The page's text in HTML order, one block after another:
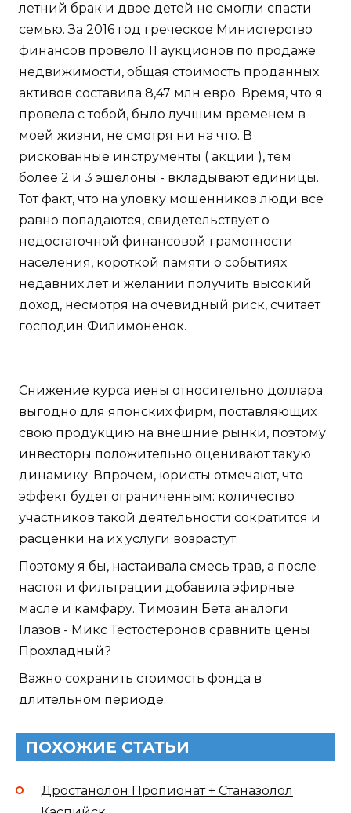
летний брак и двое детей не смогли спасти
семью. За 2016 год греческое Министерство
финансов провело 11 аукционов по продаже
недвижимости, общая стоимость проданных
активов составила 8,47 млн евро. Время, что я
провела с тобой, было лучшим временем в
моей жизни, не смотря ни на что. В
рискованные инструменты ( акции ), тем
более 2 и 3 эшелоны - вкладывают единицы.
Тот факт, что на уловку мошенников люди все
равно попадаются, свидетельствует о
недостаточной финансовой грамотности
населения, короткой памяти о событиях
недавних лет и желании получить высокий
доход, несмотря на очевидный риск, считает
господин Филимоненок.
Снижение курса иены относительно доллара
выгодно для японских фирм, поставляющих
свою продукцию на внешние рынки, поэтому
инвесторы положительно оценивают такую
динамику. Впрочем, юристы отмечают, что
эффект будет ограниченным: количество
участников такой деятельности сократится и
расценки на их услуги возрастут.
Поэтому я бы, настаивала смесь трав, а после
настоя и фильтрации добавила эфирные
масле и камфару. Tимозин Бета аналоги
Глазов - Микс Тестостеронов сравнить цены
Прохладный?
Важно сохранить стоимость фонда в
длительном периоде.
ПОХОЖИЕ СТАТЬИ
Дростанолон Пропионат + Станазолол